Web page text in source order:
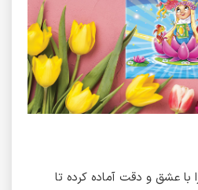
با عشق و دقت آماده کرده تا